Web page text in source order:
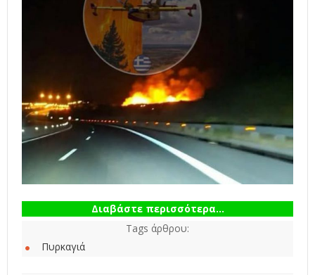
Διαβάστε περισσότερα...
Tags άρθρου:
Πυρκαγιά